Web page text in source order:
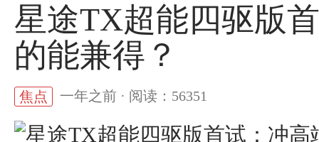
星途TX超能四驱版
的能兼得？
焦点 一年之前 · 阅读：56351